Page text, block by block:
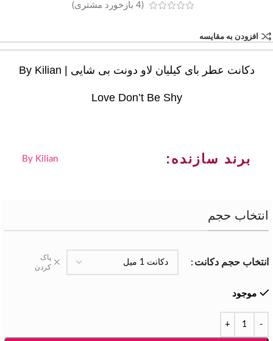
(
4 بازخورد مشتری)
افزودن به مقایسه
دکانت عطر بای کیلیان لاو دونت بی شایی | By Kilian
Love Don’t Be Shy
برند سازنده: By Kilian
انتخاب حجم
انتخاب حجم دکانت
پاک
کردن
موجود